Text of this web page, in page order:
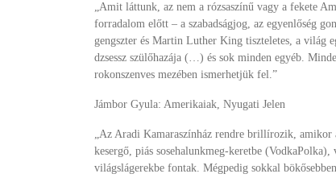
„Amit láttunk, az nem a rózsaszínű vagy a fekete
forradalom előtt – a szabadságjog, az egyenlőség
gengszter és Martin Luther King tiszteletes, a világ
dzsessz szülőhazája (…) és sok minden egyéb.
rokonszenves mezében ismerhetjük fel.”
Jámbor Gyula: Amerikaiak, Nyugati Jelen
„Az Aradi Kamaraszínház rendre brillírozik, amikor
kesergő, piás sosehalunkmeg-keretbe
világslágerekbe fontak. Mégpedig sokkal